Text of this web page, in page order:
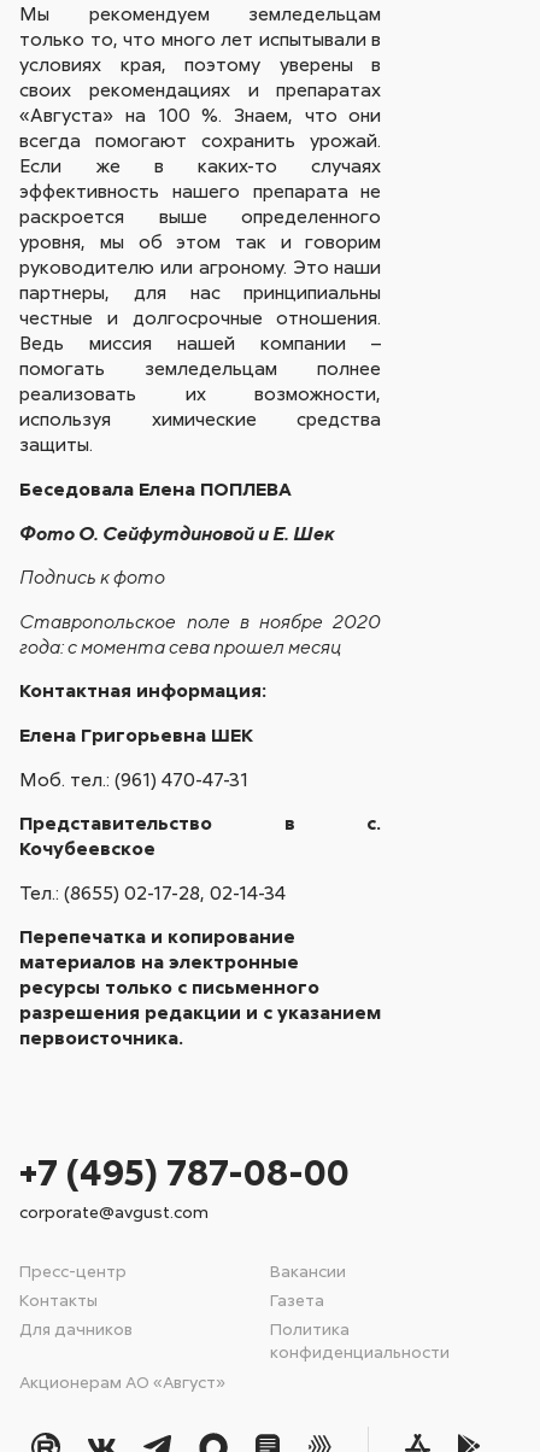
Мы рекомендуем земледельцам
только то, что много лет испытывали в
условиях края, поэтому уверены в
своих рекомендациях и препаратах
«Августа» на 100 %. Знаем, что они
всегда помогают сохранить урожай.
Если же в каких-то случаях
эффективность нашего препарата не
раскроется выше определенного
уровня, мы об этом так и говорим
руководителю или агроному. Это наши
партнеры, для нас принципиальны
честные и долгосрочные отношения.
Ведь миссия нашей компании –
помогать земледельцам полнее
реализовать их возможности,
используя химические средства
защиты.
Беседовала Елена ПОПЛЕВА
Фото О. Сейфутдиновой и Е. Шек
Подпись к фото
Ставропольское поле в ноябре 2020
года: с момента сева прошел месяц
Контактная информация:
Елена Григорьевна ШЕК
Моб. тел.: (961) 470-47-31
Представительство в с.
Кочубеевское
Тел.: (8655) 02-17-28, 02-14-34
Перепечатка и копирование
материалов на электронные
ресурсы только с письменного
разрешения редакции и с указанием
первоисточника.
Пресс-центр
Вакансии
Контакты
Газета
Для дачников
Политика
конфиденциальности
Акционерам АО «Август»
+7 (495) 787-08-00
corporate@avgust.com